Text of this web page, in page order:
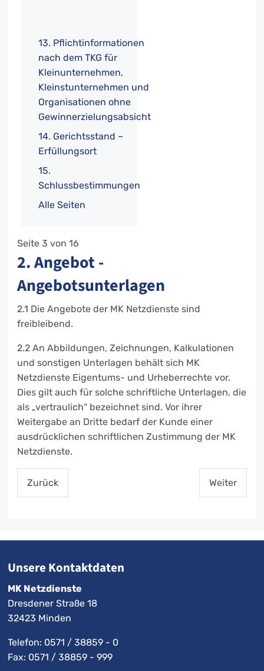
13. Pflichtinformationen
nach dem TKG für
Kleinunternehmen,
Kleinstunternehmen und
Organisationen ohne
Gewinnerzielungsabsicht
14. Gerichtsstand –
Erfüllungsort
15.
Schlussbestimmungen
Alle Seiten
Seite 3 von 16
2. Angebot -
Angebotsunterlagen
2.1 Die Angebote der MK Netzdienste sind
freibleibend.
2.2 An Abbildungen, Zeichnungen, Kalkulationen
und sonstigen Unterlagen behält sich MK
Netzdienste Eigentums- und Urheberrechte vor.
Dies gilt auch für solche schriftliche Unterlagen, die
als „vertraulich“ bezeichnet sind. Vor ihrer
Weitergabe an Dritte bedarf der Kunde einer
ausdrücklichen schriftlichen Zustimmung der MK
Netzdienste.
Zurück Weiter
Unsere Kontaktdaten
MK Netzdienste
Dresdener Straße 18
32423 Minden
Telefon: 0571 / 38859 - 0
Fax: 0571 / 38859 - 999